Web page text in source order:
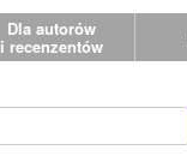
Dla autorów
i recenzentów